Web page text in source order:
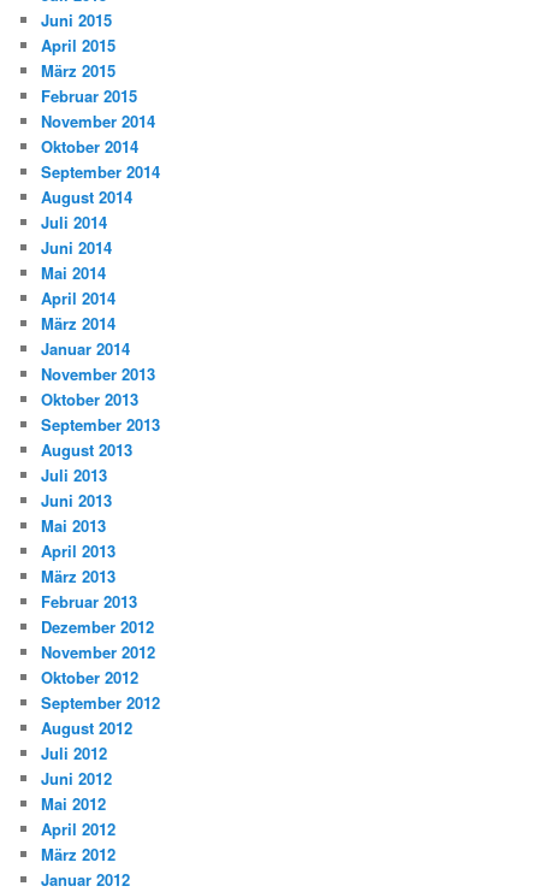
Juni 2015
April 2015
März 2015
Februar 2015
November 2014
Oktober 2014
September 2014
August 2014
Juli 2014
Juni 2014
Mai 2014
April 2014
März 2014
Januar 2014
November 2013
Oktober 2013
September 2013
August 2013
Juli 2013
Juni 2013
Mai 2013
April 2013
März 2013
Februar 2013
Dezember 2012
November 2012
Oktober 2012
September 2012
August 2012
Juli 2012
Juni 2012
Mai 2012
April 2012
März 2012
Januar 2012